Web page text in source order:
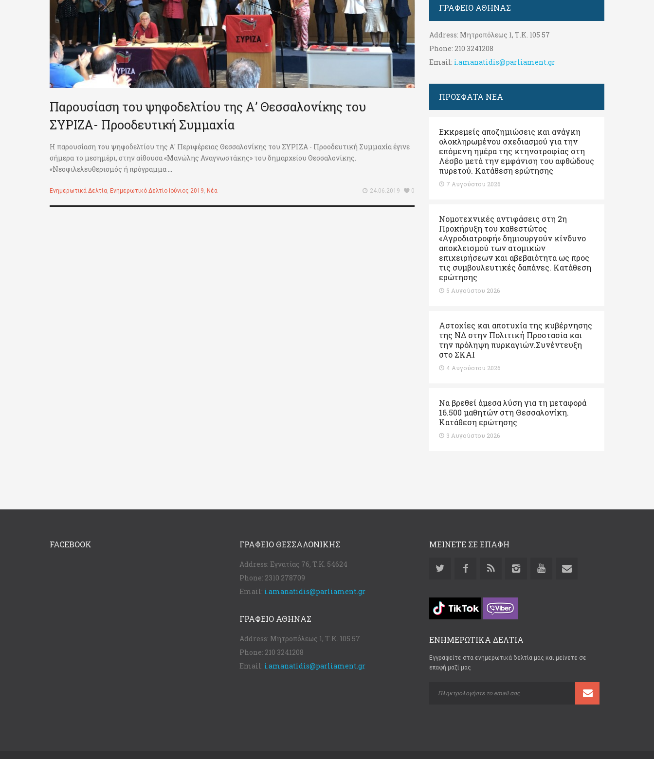
Παρουσίαση του ψηφοδελτίου της Α’ Θεσσαλονίκης του
ΣΥΡΙΖΑ- Προοδευτική Συμμαχία
Η παρουσίαση του ψηφοδελτίου της Α' Περιφέρειας Θεσσαλονίκης του ΣΥΡΙΖΑ - Προοδευτική Συμμαχία έγινε
σήμερα το μεσημέρι, στην αίθουσα «Μανώλης Αναγνωστάκης» του δημαρχείου Θεσσαλονίκης.
«Νεοφιλελευθερισμός ή πρόγραμμα ...
Ενημερωτικά Δελτία, Ενημερωτικό Δελτίο Ιούνιος 2019, Νέα 24.06.2019 0
ΓΡΑΦΕΊΟ ΑΘΉΝΑΣ
Address: Μητροπόλεως 1, Τ.Κ. 105 57
Phone: 210 3241208
Email: i.amanatidis@parliament.gr
ΠΡΟΣΦΑΤΑ ΝΕΑ
Εκκρεμείς αποζημιώσεις και ανάγκη
ολοκληρωμένου σχεδιασμού για την
επόμενη ημέρα της κτηνοτροφίας στη
Λέσβο μετά την εμφάνιση του αφθώδους
πυρετού. Kατάθεση ερώτησης
7 Αυγούστου 2026
Νομοτεχνικές αντιφάσεις στη 2η
Προκήρυξη του καθεστώτος
«Αγροδιατροφή» δημιουργούν κίνδυνο
αποκλεισμού των ατομικών
επιχειρήσεων και αβεβαιότητα ως προς
τις συμβουλευτικές δαπάνες. Κατάθεση
ερώτησης
5 Αυγούστου 2026
Αστοχίες και αποτυχία της κυβέρνησης
της ΝΔ στην Πολιτική Προστασία και
την πρόληψη πυρκαγιών.Συνέντευξη
στο ΣΚΑΙ
4 Αυγούστου 2026
Να βρεθεί άμεσα λύση για τη μεταφορά
16.500 μαθητών στη Θεσσαλονίκη.
Κατάθεση ερώτησης
3 Αυγούστου 2026
FACEBOOK ΓΡΑΦΕΊΟ ΘΕΣΣΑΛΟΝΊΚΗΣ
Address: Εγνατίας 76, Τ.Κ. 54624
Phone: 2310 278709
Email: i.amanatidis@parliament.gr
ΓΡΑΦΕΊΟ ΑΘΉΝΑΣ
Address: Μητροπόλεως 1, Τ.Κ. 105 57
Phone: 210 3241208
Email: i.amanatidis@parliament.gr
ΜΕΙΝΕΤΕ ΣΕ ΕΠΑΦΗ
ΕΝΗΜΕΡΩΤΙΚΑ ΔΕΛΤΙΑ
Εγγραφείτε στα ενημερωτικά δελτία μας και μείνετε σε
επαφή μαζί μας